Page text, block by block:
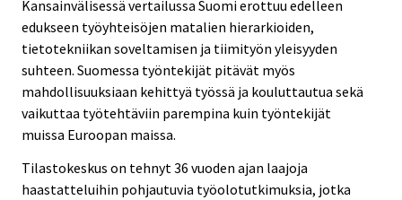
Kansainvälisessä vertailussa Suomi erottuu edelleen
edukseen työyhteisöjen matalien hierarkioiden,
tietotekniikan soveltamisen ja tiimityön yleisyyden
suhteen. Suomessa työntekijät pitävät myös
mahdollisuuksiaan kehittyä työssä ja kouluttautua sekä
vaikuttaa työtehtäviin parempina kuin työntekijät
muissa Euroopan maissa.
Tilastokeskus on tehnyt 36 vuoden ajan laajoja
haastatteluihin pohjautuvia työolotutkimuksia, jotka